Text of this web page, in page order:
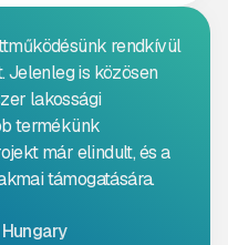
rendkívül
Jelenleg is közösen
lakossági
termékünk
már elindult, és a
támogatására.
Hungary